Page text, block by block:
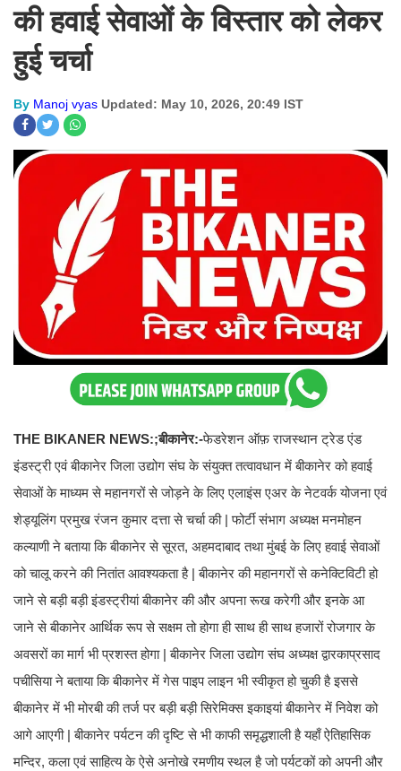
की हवाई सेवाओं के विस्तार को लेकर
हुई चर्चा
By Manoj vyas Updated: May 10, 2026, 20:49 IST
THE BIKANER NEWS:;बीकानेर:-फेडरेशन ऑफ़ राजस्थान ट्रेड एंड
इंडस्ट्री एवं बीकानेर जिला उद्योग संघ के संयुक्त तत्वावधान में बीकानेर को हवाई
सेवाओं के माध्यम से महानगरों से जोड़ने के लिए एलाइंस एअर के नेटवर्क योजना एवं
शेड्यूलिंग प्रमुख रंजन कुमार दत्ता से चर्चा की | फोर्टी संभाग अध्यक्ष मनमोहन
कल्याणी ने बताया कि बीकानेर से सूरत, अहमदाबाद तथा मुंबई के लिए हवाई सेवाओं
को चालू करने की नितांत आवश्यकता है | बीकानेर की महानगरों से कनेक्टिविटी हो
जाने से बड़ी बड़ी इंडस्ट्रीयां बीकानेर की और अपना रूख करेगी और इनके आ
जाने से बीकानेर आर्थिक रूप से सक्षम तो होगा ही साथ ही साथ हजारों रोजगार के
अवसरों का मार्ग भी प्रशस्त होगा | बीकानेर जिला उद्योग संघ अध्यक्ष द्वारकाप्रसाद
पचीसिया ने बताया कि बीकानेर में गेस पाइप लाइन भी स्वीकृत हो चुकी है इससे
बीकानेर में भी मोरबी की तर्ज पर बड़ी बड़ी सिरेमिक्स इकाइयां बीकानेर में निवेश को
आगे आएगी | बीकानेर पर्यटन की दृष्टि से भी काफी समृद्धशाली है यहाँ ऐतिहासिक
मन्दिर, कला एवं साहित्य के ऐसे अनोखे रमणीय स्थल है जो पर्यटकों को अपनी और